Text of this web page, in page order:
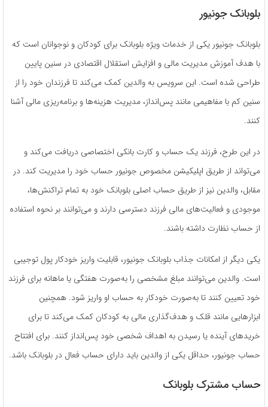
بلوبانک جونیور
بلوبانک جونیور یکی از خدمات ویژه بلوبانک برای کودکان و نوجوانان است که
با هدف آموزش مدیریت مالی و افزایش استقلال اقتصادی در سنین پایین
طراحی شده است. این سرویس به والدین کمک می‌کند تا فرزندان خود را از
سنین کم با مفاهیمی مانند پس‌انداز، مدیریت هزینه‌ها و برنامه‌ریزی مالی آشنا
کنند.
در این طرح، فرزند یک حساب و کارت بانکی اختصاصی دریافت می‌کند و
می‌تواند از طریق اپلیکیشن مخصوص جونیور حساب خود را مدیریت کند. در
مقابل، والدین نیز از طریق حساب اصلی بلوبانک خود به تمام تراکنش‌ها،
موجودی و فعالیت‌های مالی فرزند دسترسی دارند و می‌توانند بر نحوه استفاده
از حساب نظارت داشته باشند.
یکی دیگر از امکانات جذاب بلوبانک جونیور، قابلیت واریز خودکار پول توجیبی
است. والدین می‌توانند مبلغ مشخصی را به‌صورت هفتگی یا ماهانه برای فرزند
خود تعیین کنند تا به‌صورت خودکار به حساب او واریز شود. همچنین
ابزارهایی مانند قلک و هدف‌گذاری مالی به کودکان کمک می‌کند تا برای
خریدهای آینده یا رسیدن به اهداف شخصی خود پس‌انداز کنند. برای افتتاح
حساب جونیور، حداقل یکی از والدین باید دارای حساب فعال در بلوبانک باشد.
حساب مشترک بلوبانک